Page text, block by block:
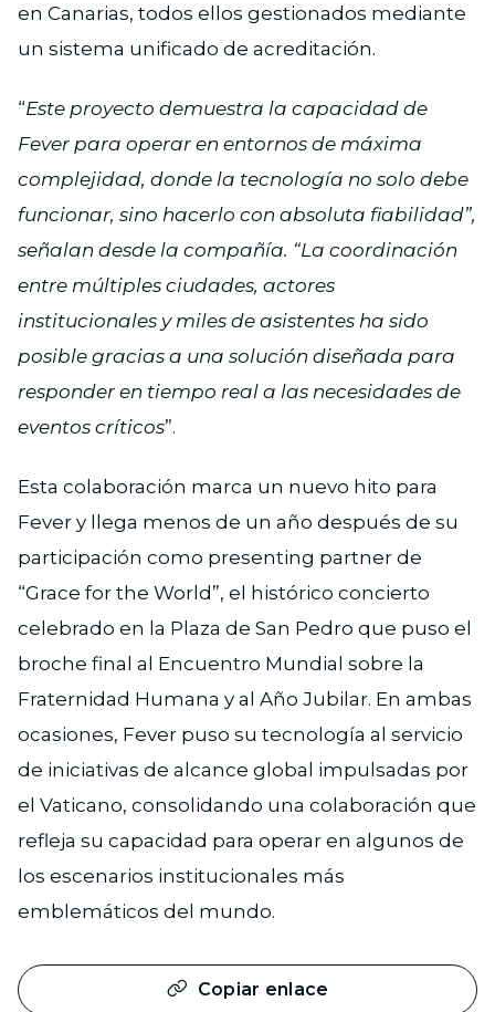
en Canarias, todos ellos gestionados mediante
un sistema unificado de acreditación.
“Este proyecto demuestra la capacidad de
Fever para operar en entornos de máxima
complejidad, donde la tecnología no solo debe
funcionar, sino hacerlo con absoluta fiabilidad”,
señalan desde la compañía. “La coordinación
entre múltiples ciudades, actores
institucionales y miles de asistentes ha sido
posible gracias a una solución diseñada para
responder en tiempo real a las necesidades de
eventos críticos”.
Esta colaboración marca un nuevo hito para
Fever y llega menos de un año después de su
participación como presenting partner de
“Grace for the World”, el histórico concierto
celebrado en la Plaza de San Pedro que puso el
broche final al Encuentro Mundial sobre la
Fraternidad Humana y al Año Jubilar. En ambas
ocasiones, Fever puso su tecnología al servicio
de iniciativas de alcance global impulsadas por
el Vaticano, consolidando una colaboración que
refleja su capacidad para operar en algunos de
los escenarios institucionales más
emblemáticos del mundo.
Copiar enlace